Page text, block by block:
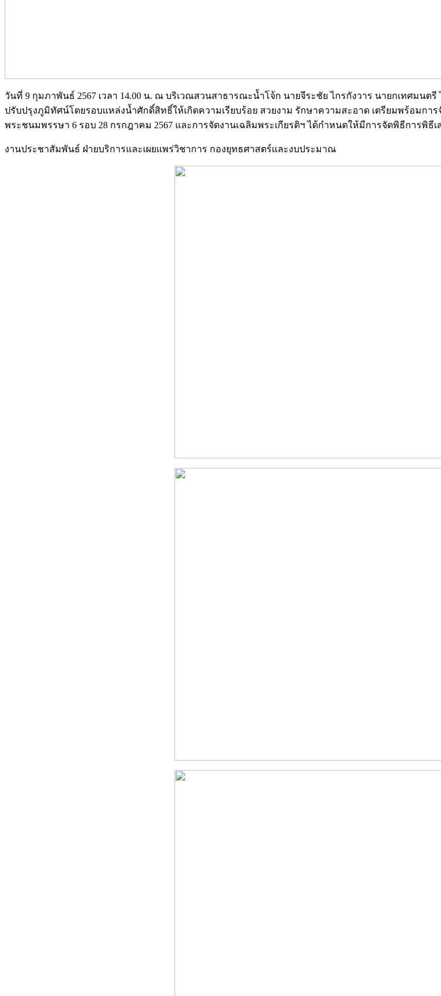
วันที่ 9 กุมภาพันธ์ 2567 เวลา 14.00 น. ณ บริเวณสวนสาธารณะน้ำโจ้ก นายจีระชัย ไกรกังวาร นายกเทศมน
ปรับปรุงภูมิทัศน์โดยรอบแหล่งน้ำศักดิ์สิทธิ์ให้เกิดความเรียบร้อย สวยงาม รักษาความสะอาด เตรียมพร้อมกา
พระชนมพรรษา 6 รอบ 28 กรกฎาคม 2567 และการจัดงานเฉลิมพระเกียรติฯ ได้กำหนดให้มีการจัดพิธีการพิ
งานประชาสัมพันธ์ ฝ่ายบริการและเผยแพร่วิชาการ กองยุทธศาสตร์และงบประมาณ